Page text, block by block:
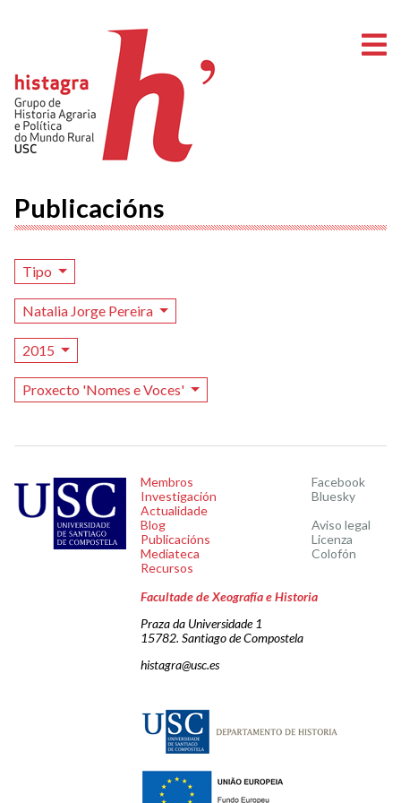
Publicacións
Tipo
Natalia Jorge Pereira
2015
Proxecto 'Nomes e Voces'
Membros
Investigación
Actualidade
Blog
Publicacións
Mediateca
Recursos
Facebook
Bluesky
Aviso legal
Licenza
Colofón
Facultade de Xeografía e Historia
Praza da Universidade 1
15782. Santiago de Compostela
histagra@usc.es